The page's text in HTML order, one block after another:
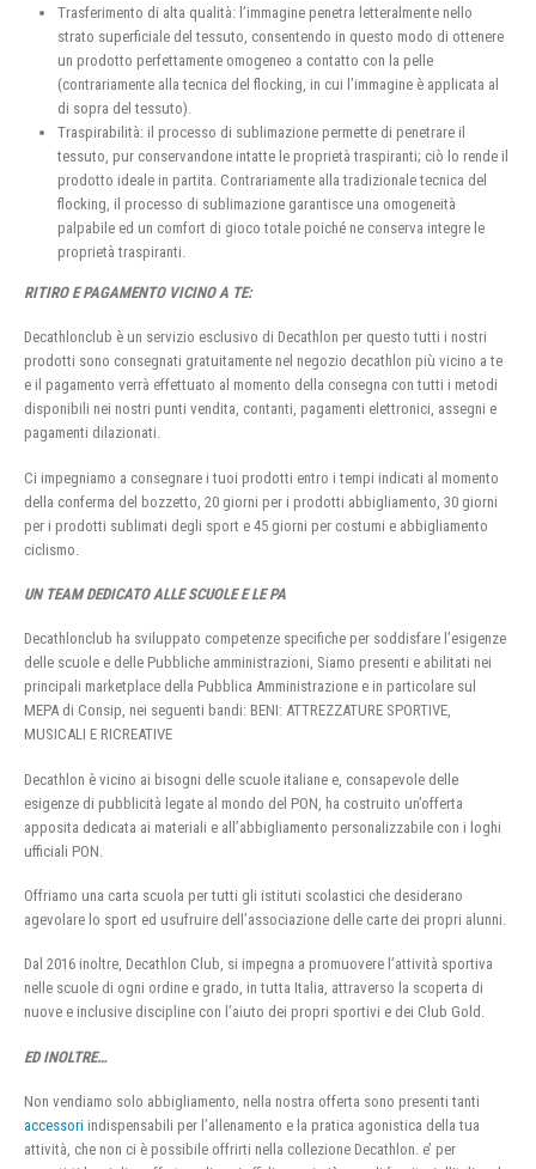
Trasferimento di alta qualità: l’immagine penetra letteralmente nello
strato superficiale del tessuto, consentendo in questo modo di ottenere
un prodotto perfettamente omogeneo a contatto con la pelle
(contrariamente alla tecnica del flocking, in cui l’immagine è applicata al
di sopra del tessuto).
Traspirabilità: il processo di sublimazione permette di penetrare il
tessuto, pur conservandone intatte le proprietà traspiranti; ciò lo rende il
prodotto ideale in partita. Contrariamente alla tradizionale tecnica del
flocking, il processo di sublimazione garantisce una omogeneità
palpabile ed un comfort di gioco totale poiché ne conserva integre le
proprietà traspiranti.
RITIRO E PAGAMENTO VICINO A TE:
Decathlonclub è un servizio esclusivo di Decathlon per questo tutti i nostri
prodotti sono consegnati gratuitamente nel negozio decathlon più vicino a te
e il pagamento verrà effettuato al momento della consegna con tutti i metodi
disponibili nei nostri punti vendita, contanti, pagamenti elettronici, assegni e
pagamenti dilazionati.
Ci impegniamo a consegnare i tuoi prodotti entro i tempi indicati al momento
della conferma del bozzetto, 20 giorni per i prodotti abbigliamento, 30 giorni
per i prodotti sublimati degli sport e 45 giorni per costumi e abbigliamento
ciclismo.
UN TEAM DEDICATO ALLE SCUOLE E LE PA
Decathlonclub ha sviluppato competenze specifiche per soddisfare l’esigenze
delle scuole e delle Pubbliche amministrazioni, Siamo presenti e abilitati nei
principali marketplace della Pubblica Amministrazione e in particolare sul
MEPA di Consip, nei seguenti bandi: BENI: ATTREZZATURE SPORTIVE,
MUSICALI E RICREATIVE
Decathlon è vicino ai bisogni delle scuole italiane e, consapevole delle
esigenze di pubblicità legate al mondo del PON, ha costruito un’offerta
apposita dedicata ai materiali e all’abbigliamento personalizzabile con i loghi
ufficiali PON.
Offriamo una carta scuola per tutti gli istituti scolastici che desiderano
agevolare lo sport ed usufruire dell’associazione delle carte dei propri alunni.
Dal 2016 inoltre, Decathlon Club, si impegna a promuovere l’attività sportiva
nelle scuole di ogni ordine e grado, in tutta Italia, attraverso la scoperta di
nuove e inclusive discipline con l’aiuto dei propri sportivi e dei Club Gold.
ED INOLTRE…
Non vendiamo solo abbigliamento, nella nostra offerta sono presenti tanti
accessori indispensabili per l’allenamento e la pratica agonistica della tua
attività, che non ci è possibile offrirti nella collezione Decathlon. e’ per